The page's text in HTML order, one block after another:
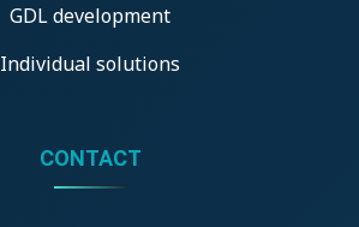
GDL development
Individual solutions
CONTACT